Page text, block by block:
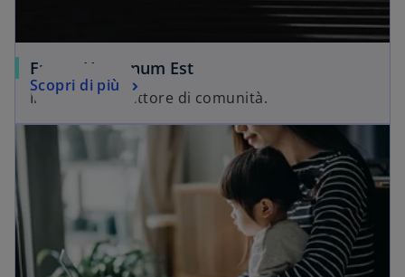
Errare Humanum Est
Il teatro costruttore di comunità.
Scopri di più